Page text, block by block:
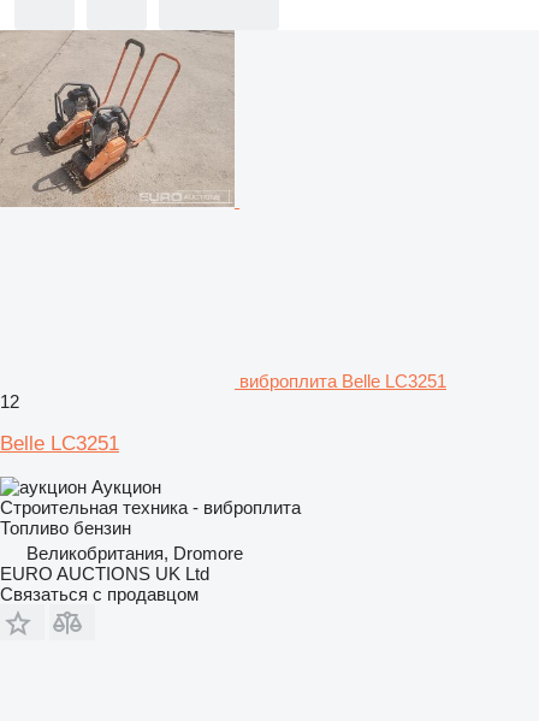
виброплита Belle LC3251
12
Belle LC3251
Аукцион
Строительная техника - виброплита
Топливо бензин
Великобритания, Dromore
EURO AUCTIONS UK Ltd
Связаться с продавцом